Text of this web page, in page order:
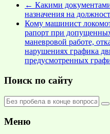
← Какими
назначения на
Кому машинист
рапорт при
маневровой работе,
нарушениях графика
предусмотренных
Поиск по сайту
Меню